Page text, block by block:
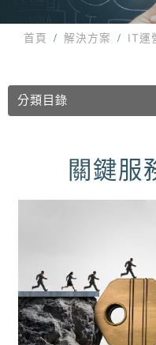
首頁 解決方案 IT運
分類目錄
關鍵服